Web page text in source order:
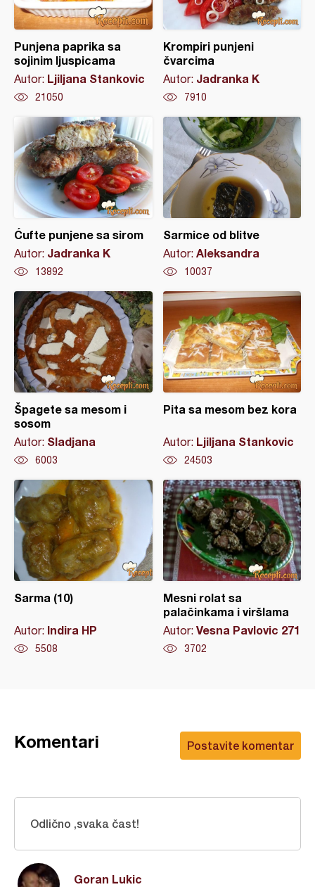
Punjena paprika sa
sojinim ljuspicama
Autor: Ljiljana Stankovic
21050
Krompiri punjeni
čvarcima
Autor: Jadranka K
7910
Ćufte punjene sa sirom
Autor: Jadranka K
13892
Sarmice od blitve
Autor: Aleksandra
10037
Špagete sa mesom i
sosom
Autor: Sladjana
6003
Pita sa mesom bez kora
Autor: Ljiljana Stankovic
24503
Sarma (10)
Autor: Indira HP
5508
Mesni rolat sa
palačinkama i viršlama
Autor: Vesna Pavlovic 271
3702
Postavite komentar
Komentari
Goran Lukic
Odlično ,svaka čast!